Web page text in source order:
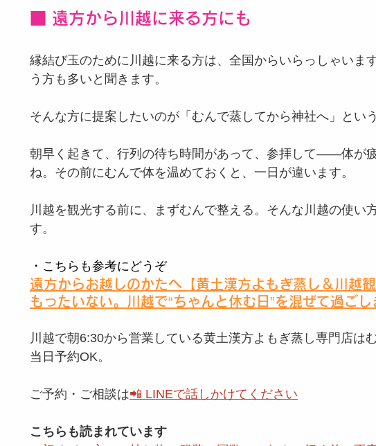
■ 遠方から川越に来る方にも
縁結び玉のために川越に来る方は、全国からいらっしゃいま
う方も多いと聞きます。
そんな方に提案したいのが「むんで蒸してから神社へ」とい
朝早く起きて、行列の待ち時間があって、参拝して——体が
ね。その前にむんで体を温めておくと、一日が違います。
川越を観光する前に、まずむんで整える。そんな川越の使い
す。
・こちらも参考にどうぞ
遠方からお越しのかたへ【黄土漢方よもぎ蒸し＆川越
もったいない。川越で“ちゃんと休む日”を混ぜて過ごし
川越で朝6:30から営業している黄土漢方よもぎ蒸し専門店は
当日予約OK。
ご予約・ご相談は📲 LINEで話しかけてください
こちらも読まれています